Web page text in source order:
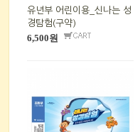
유년부 어린이용_신나는 성
경탐험(구약)
6,500원